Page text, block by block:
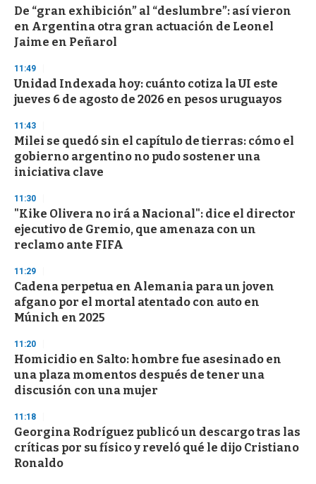
s
o
f
3
s
e
c
o
d
s
De “gran exhibición” al “deslumbre”: así vieron
en Argentina otra gran actuación de Leonel
Jaime en Peñarol
11:49
Unidad Indexada hoy: cuánto cotiza la UI este
jueves 6 de agosto de 2026 en pesos uruguayos
11:43
Milei se quedó sin el capítulo de tierras: cómo el
gobierno argentino no pudo sostener una
iniciativa clave
11:30
"Kike Olivera no irá a Nacional": dice el director
ejecutivo de Gremio, que amenaza con un
reclamo ante FIFA
11:29
Cadena perpetua en Alemania para un joven
afgano por el mortal atentado con auto en
Múnich en 2025
11:20
Homicidio en Salto: hombre fue asesinado en
una plaza momentos después de tener una
discusión con una mujer
11:18
Georgina Rodríguez publicó un descargo tras las
críticas por su físico y reveló qué le dijo Cristiano
Ronaldo